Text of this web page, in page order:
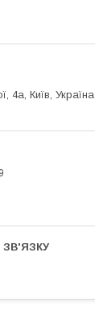
4а, Київ, Україна